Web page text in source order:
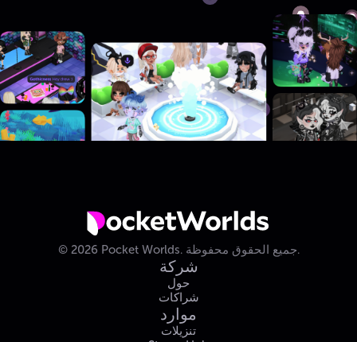
© 2026 Pocket Worlds. جميع الحقوق محفوظة.
شركة
حول
شراكات
موارد
تنزيلات